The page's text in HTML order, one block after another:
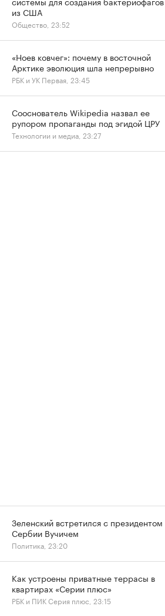
из США
Общество, 23:52
«Ноев ковчег»: почему в восточной
Арктике эволюция шла непрерывно
РБК и УК Первая, 23:45
Сооснователь Wikipedia назвал ее
рупором пропаганды под эгидой ЦРУ
Технологии и медиа, 23:27
Зеленский встретился с президентом
Сербии Вучичем
Политика, 23:20
Как устроены приватные террасы в
квартирах «Серии плюс»
РБК и ПИК Серия плюс, 23:15